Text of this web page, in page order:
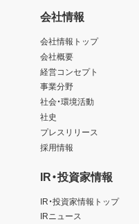
会社情報
会社情報トップ
会社概要
経営コンセプト
事業分野
社会・環境活動
社史
プレスリリース
採用情報
IR・投資家情報
IR・投資家情報トップ
IRニュース